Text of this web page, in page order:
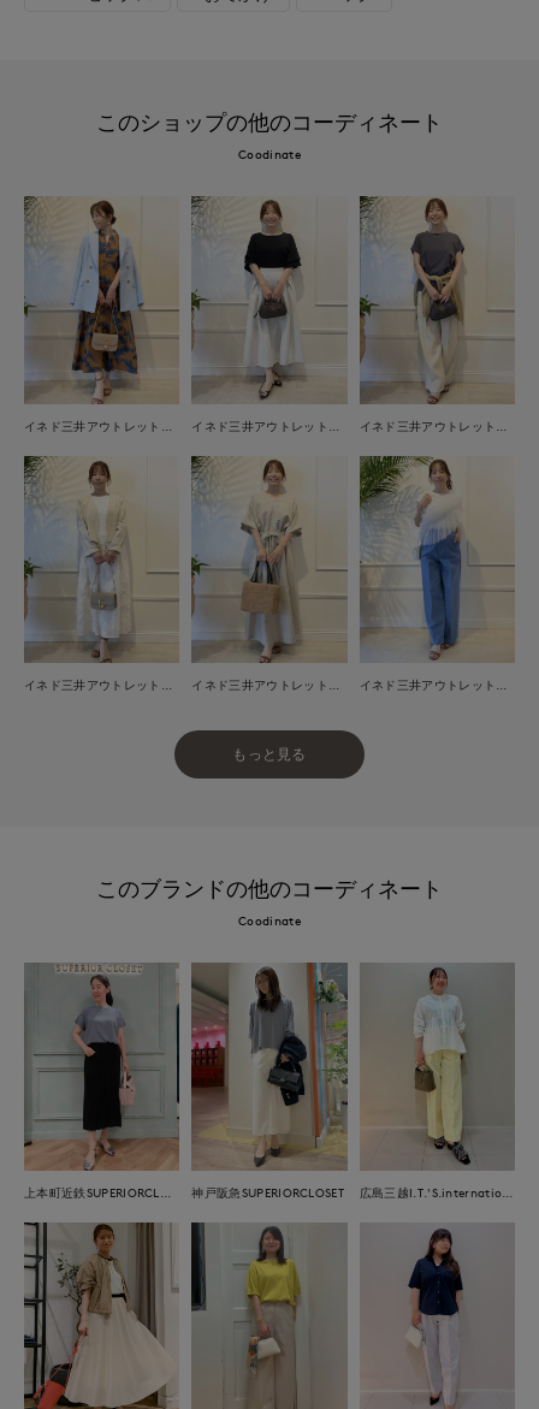
このショップの他のコーディネート
Coodinate
もっと見る
このブランドの他のコーディネート
Coodinate
神戸阪急SUPERIORCLOSET